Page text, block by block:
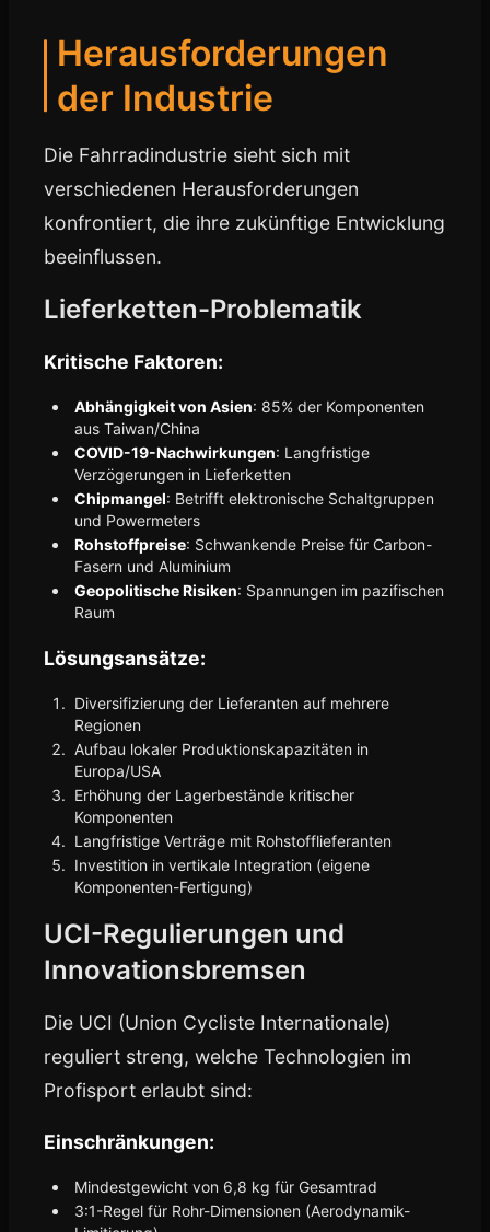
Herausforderungen
der Industrie
Die Fahrradindustrie sieht sich mit
verschiedenen Herausforderungen
konfrontiert, die ihre zukünftige Entwicklung
beeinflussen.
Lieferketten-Problematik
Kritische Faktoren:
Abhängigkeit von Asien: 85% der Komponenten
aus Taiwan/China
COVID-19-Nachwirkungen: Langfristige
Verzögerungen in Lieferketten
Chipmangel: Betrifft elektronische Schaltgruppen
und Powermeters
Rohstoffpreise: Schwankende Preise für Carbon-
Fasern und Aluminium
Geopolitische Risiken: Spannungen im pazifischen
Raum
Lösungsansätze:
Diversifizierung der Lieferanten auf mehrere
Regionen
Aufbau lokaler Produktionskapazitäten in
Europa/USA
Erhöhung der Lagerbestände kritischer
Komponenten
Langfristige Verträge mit Rohstofflieferanten
Investition in vertikale Integration (eigene
Komponenten-Fertigung)
UCI-Regulierungen und
Innovationsbremsen
Die UCI (Union Cycliste Internationale)
reguliert streng, welche Technologien im
Profisport erlaubt sind:
Einschränkungen:
Mindestgewicht von 6,8 kg für Gesamtrad
3:1-Regel für Rohr-Dimensionen (Aerodynamik-